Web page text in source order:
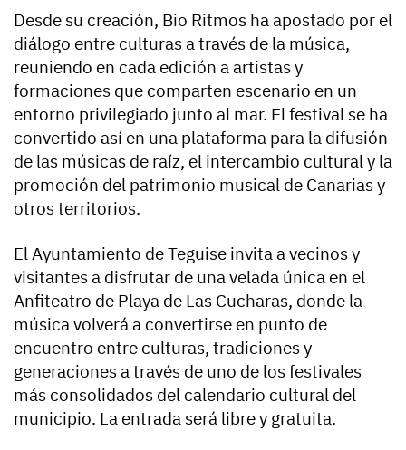
Desde su creación, Bio Ritmos ha apostado por el
diálogo entre culturas a través de la música,
reuniendo en cada edición a artistas y
formaciones que comparten escenario en un
entorno privilegiado junto al mar. El festival se ha
convertido así en una plataforma para la difusión
de las músicas de raíz, el intercambio cultural y la
promoción del patrimonio musical de Canarias y
otros territorios.
El Ayuntamiento de Teguise invita a vecinos y
visitantes a disfrutar de una velada única en el
Anfiteatro de Playa de Las Cucharas, donde la
música volverá a convertirse en punto de
encuentro entre culturas, tradiciones y
generaciones a través de uno de los festivales
más consolidados del calendario cultural del
municipio. La entrada será libre y gratuita.